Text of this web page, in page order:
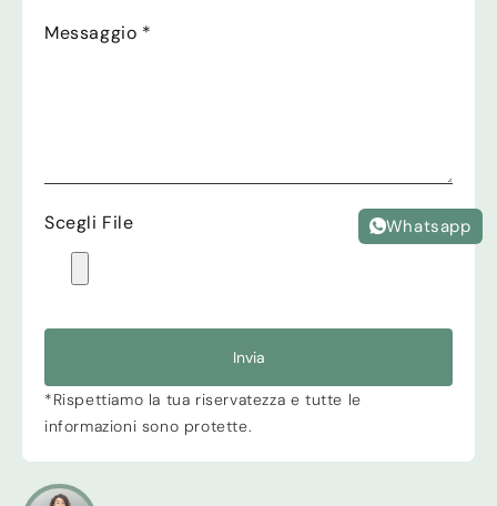
Messaggio *
Scegli File
Invia
*Rispettiamo la tua riservatezza e tutte le
informazioni sono protette.
Whatsapp